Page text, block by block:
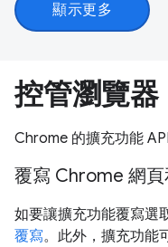
顯示更多
控管瀏覽器
Chrome 的擴充功能
覆寫 Chrome 網頁
如要讓擴充功能覆寫選
覆寫。此外，擴充功能